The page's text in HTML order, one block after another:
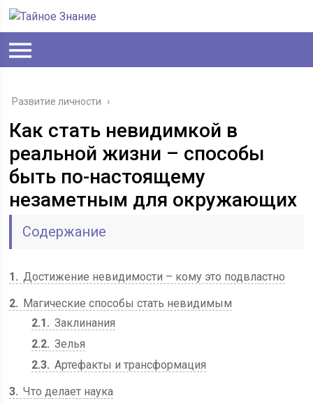
Развитие личности ›
Как стать невидимкой в
реальной жизни – способы
быть по-настоящему
незаметным для окружающих
Содержание
1
Достижение невидимости – кому это подвластно
2
Магические способы стать невидимым
2.1
Заклинания
2.2 Зелья
2.3 Артефакты и трансформация
3 Что делает наука